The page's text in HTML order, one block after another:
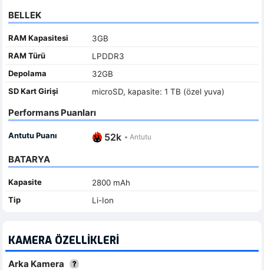
BELLEK
RAM Kapasitesi
3GB
RAM Türü
LPDDR3
Depolama
32GB
SD Kart Girişi
microSD, kapasite: 1 TB (özel yuva)
Performans Puanları
Antutu Puanı 52k • Antutu
BATARYA
Kapasite
2800 mAh
Tip
Li-Ion
KAMERA ÖZELLIKLERI
Arka Kamera